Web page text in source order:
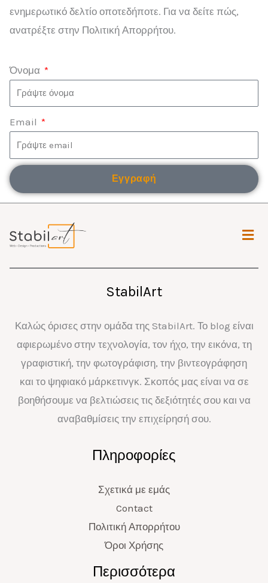
ενημερωτικό δελτίο οποτεδήποτε. Για να δείτε πώς,
ανατρέξτε στην Πολιτική Απορρήτου.
Όνομα
Email
Εγγραφή
StabilArt
Καλώς όρισες στην ομάδα της StabilArt. Το blog είναι
αφιερωμένο στην τεχνολογία, τον ήχο, την εικόνα, τη
γραφιστική, την φωτογράφιση, την βιντεογράφηση
και το ψηφιακό μάρκετινγκ. Σκοπός μας είναι να σε
βοηθήσουμε να βελτιώσεις τις δεξιότητές σου και να
αναβαθμίσεις την επιχείρησή σου.
Πληροφορίες
Σχετικά με εμάς
Contact
Πολιτική Απορρήτου
Όροι Χρήσης
Περισσότερα